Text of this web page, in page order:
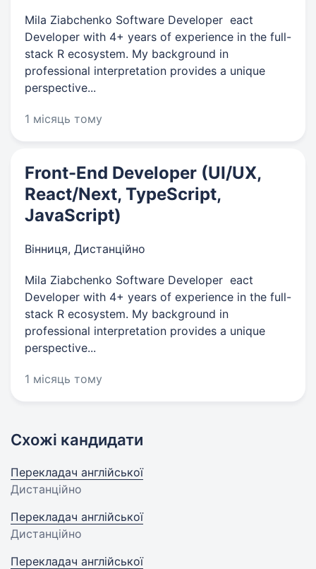
​Mila Ziabchenko​ ​Software Developer​ ​ eact
Developer with 4+ years of experience in the full-
stack​ R ​ecosystem. My background in
professional interpretation provides a​ ​unique
perspective...
1 місяць тому
Front-End Developer (UI/UX,
React/Next, TypeScript,
JavaScript)
Вінниця, Дистанційно
​Mila Ziabchenko​ ​Software Developer​ ​ eact
Developer with 4+ years of experience in the full-
stack​ R ​ecosystem. My background in
professional interpretation provides a​ ​unique
perspective...
1 місяць тому
Схожі кандидати
Перекладач англійської
Дистанційно
Перекладач англійської
Дистанційно
Перекладач англійської